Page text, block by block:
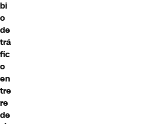
bi
o
de
trá
fic
o
en
tre
re
de